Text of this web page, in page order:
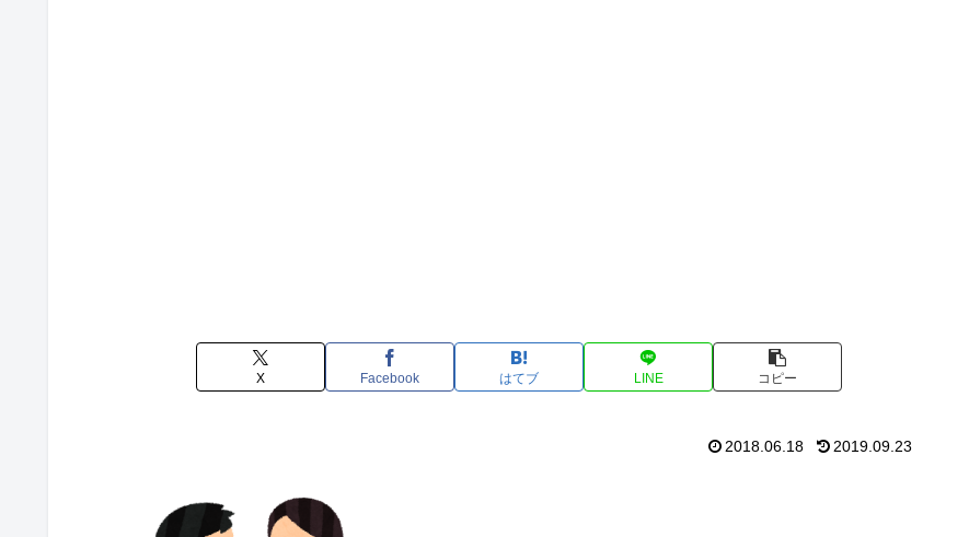
X Facebook はてブ LINE コピー
2018.06.18 2019.09.23